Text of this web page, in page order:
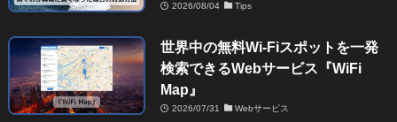
2026/08/04 Tips
世界中の無料Wi-Fiスポットを一発
検索できるWebサービス『WiFi
Map』
2026/07/31 Webサービス